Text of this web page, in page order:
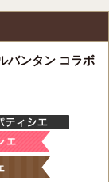
バンタン コラボ